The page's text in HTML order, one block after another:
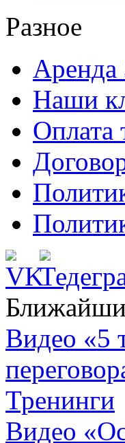
Разное
Аренда
Наши
Оплата
Видео «5
Тренинги
Видео